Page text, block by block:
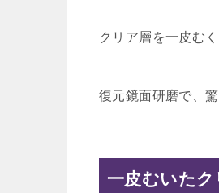
クリア層を一皮む
復元鏡面研磨で、
一皮むいた